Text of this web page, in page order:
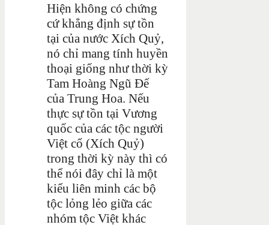
Hiện không có chứng
cứ khẳng định sự tồn
tại của nước Xích Quỷ,
nó chỉ mang tính huyền
thoại giống như thời kỳ
Tam Hoàng Ngũ Đế
của Trung Hoa. Nếu
thực sự tồn tại Vương
quốc của các tộc người
Việt cổ (Xích Quỷ)
trong thời kỳ này thì có
thể nói đây chỉ là một
kiểu liên minh các bộ
tộc lỏng lẻo giữa các
nhóm tộc Việt khác